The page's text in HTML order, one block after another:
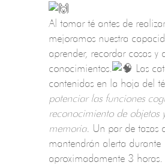
Al tomar té antes de
mejoramos nuestra
aprender, recordar cosas y
conocimientos.
Las
contenidas en la hoja del té
potenciar las funciones
reconocimiento de objetos
memoria. Un par de tazas
mantendrán alerta durante
aproximadamente 3 horas.